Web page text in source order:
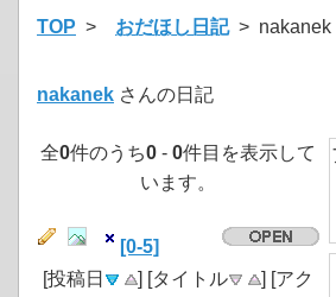
TOP > おだほし日記> nakanek
nakanek さんの日記
全0件のうち0 - 0件目を表示して
います。
[0-5]
[投稿日
] [タイトル
] [アク